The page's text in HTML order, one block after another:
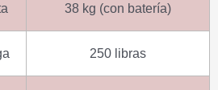
38 kg (con batería)
250 libras